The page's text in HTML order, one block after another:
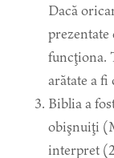
Dacă
prezentate
funcţiona.
arătate a fi
Biblia a
obişnuiţi
interpret